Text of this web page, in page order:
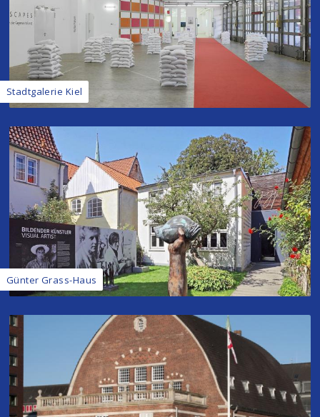
Stadtgalerie Kiel
Günter Grass-Haus